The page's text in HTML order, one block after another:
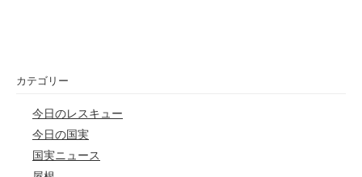
カテゴリー
今日のレスキュー
今日の国実
国実ニュース